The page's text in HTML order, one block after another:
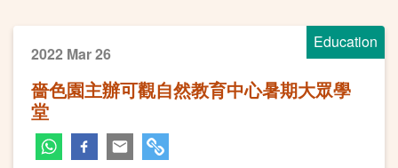
Education
2022 Mar 26
嗇色園主辦可觀自然教育中心暑期大眾學
堂